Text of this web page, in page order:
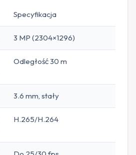
Specyfikacja
3 MP (2304×1296)
Odległość 30 m
3.6 mm, stały
H.265/H.264